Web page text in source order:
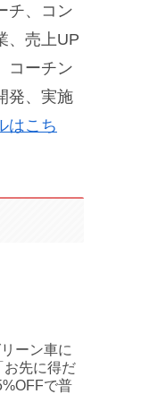
チ、コン
、売上UP
コーチン
発、実施
はこち
ーン車に
お先に得だ
で普